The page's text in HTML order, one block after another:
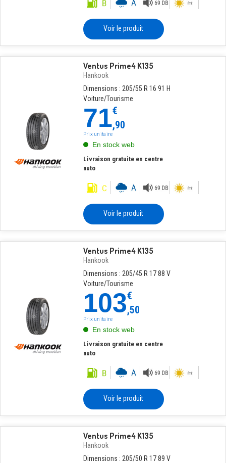
Voir le produit
Ventus Prime4 K135
Hankook
Dimensions : 205/55 R 16 91 H
Voiture/Tourisme
71€
,90
Prix unitaire
En stock web
Livraison gratuite en centre
auto
Voir le produit
Ventus Prime4 K135
Hankook
Dimensions : 205/45 R 17 88 V
Voiture/Tourisme
103€
,50
Prix unitaire
En stock web
Livraison gratuite en centre
auto
Voir le produit
Ventus Prime4 K135
Hankook
Dimensions : 205/50 R 17 89 V